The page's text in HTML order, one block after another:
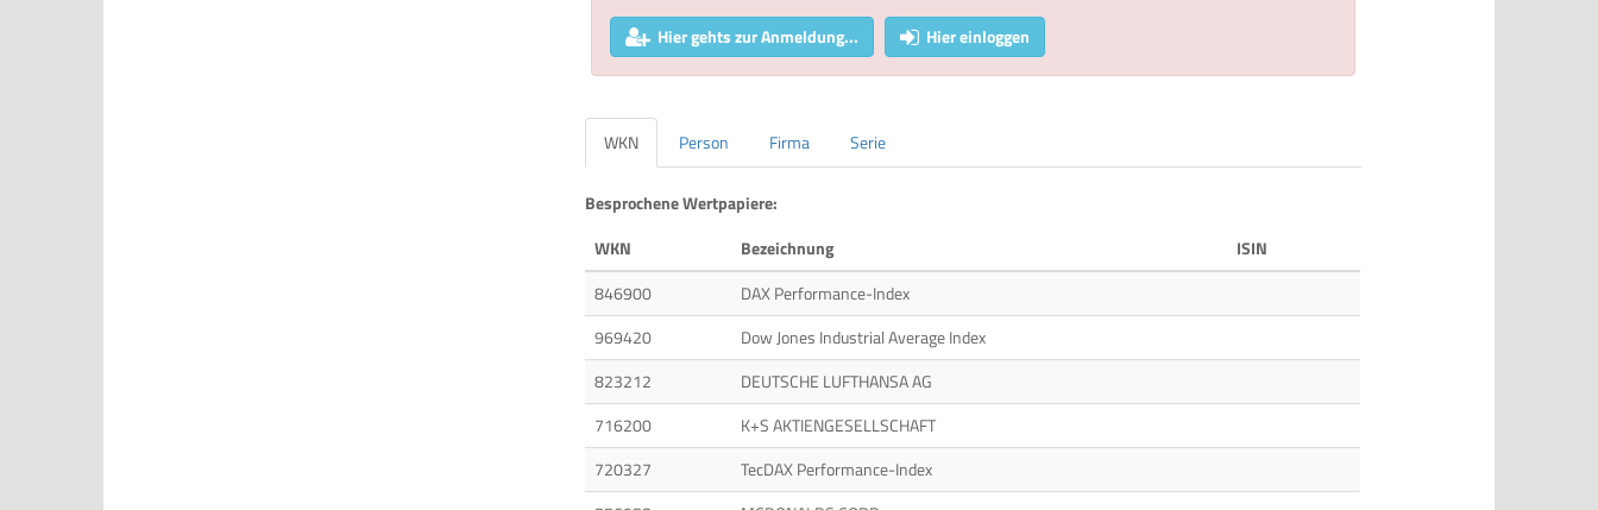
Hier gehts zur Anmeldung... Hier einloggen
WKN Person Firma Serie
Besprochene Wertpapiere:
WKN
Bezeichnung
ISIN
846900
DAX Performance-Index
969420
Dow Jones Industrial Average Index
823212
DEUTSCHE LUFTHANSA AG
716200
K+S AKTIENGESELLSCHAFT
720327
TecDAX Performance-Index